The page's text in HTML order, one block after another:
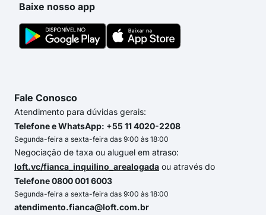
Baixe nosso app
Fale Conosco
Atendimento para dúvidas gerais:
Telefone e WhatsApp: +55 11 4020-2208
Segunda-feira a sexta-feira das 9:00 às 18:00
Negociação de taxa ou aluguel em atraso:
loft.vc/fianca_inquilino_arealogada ou através do
Telefone 0800 001 6003
Segunda-feira a sexta-feira das 9:00 às 18:00
atendimento.fianca@loft.com.br